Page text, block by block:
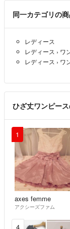
同一カテゴリの
レディース
レディース › ワ
レディース › ワ
ひざ丈ワンピー
1
axes femme
アクシーズファム
4